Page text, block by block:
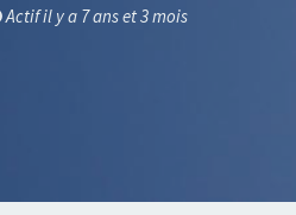
Actif il y a 7 ans et 3 mois